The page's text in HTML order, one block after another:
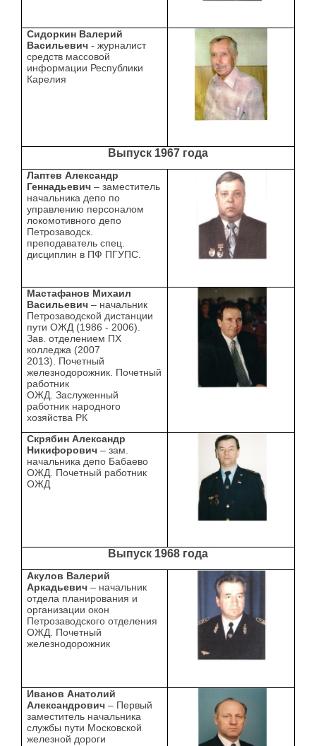
Сидоркин Валерий
Васильевич - журналист
средств массовой
информации Республики
Карелия
Выпуск 1967 года
Лаптев Александр
Геннадьевич – заместитель
начальника депо по
управлению персоналом
локомотивного депо
Петрозаводск.
преподаватель спец.
дисциплин в ПФ ПГУПС.
Мастафанов Михаил
Васильевич – начальник
Петрозаводской дистанции
пути ОЖД (1986 - 2006).
Зав. отделением ПХ
колледжа (2007
2013). Почетный
железнодорожник. Почетный
работник
ОЖД. Заслуженный
работник народного
хозяйства РК
Скрябин Александр
Никифорович – зам.
начальника депо Бабаево
ОЖД. Почетный работник
ОЖД
Выпуск 1968 года
Акулов Валерий
Аркадьевич – начальник
отдела планирования и
организации окон
Петрозаводского отделения
ОЖД. Почетный
железнодорожник
Иванов Анатолий
Александрович– Первый
заместитель начальника
службы пути Московской
железной дороги